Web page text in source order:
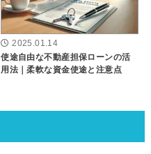
2025.01.14
使途自由な不動産担保ローンの活
用法｜柔軟な資金使途と注意点